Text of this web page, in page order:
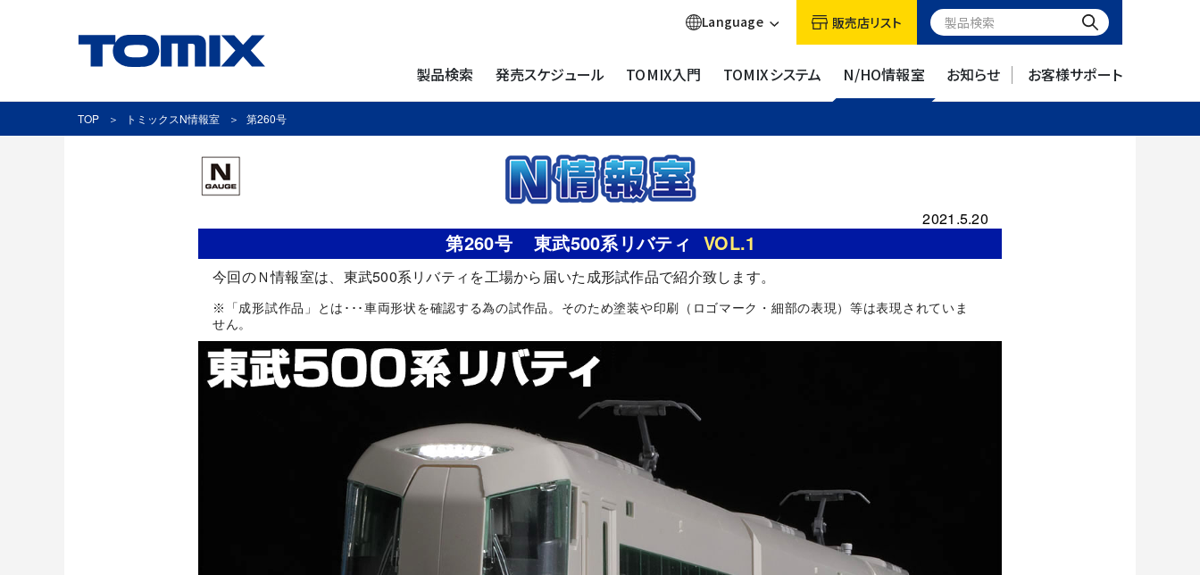
製品検索 発売スケジュール TOMIX入門 TOMIXシステム N/HO情報室 お知らせ お客様サポート
Language 販売店リスト
TOP トミックスN情報室 第260号
2021.5.20
第260号 東武500系リバティ VOL.1
今回のＮ情報室は、東武500系リバティを工場から届いた成形試作品で紹介致します。
※「成形試作品」とは･･･車両形状を確認する為の試作品。そのため塗装や印刷（ロゴマーク・細部の表現）等は表現されていま
せん。